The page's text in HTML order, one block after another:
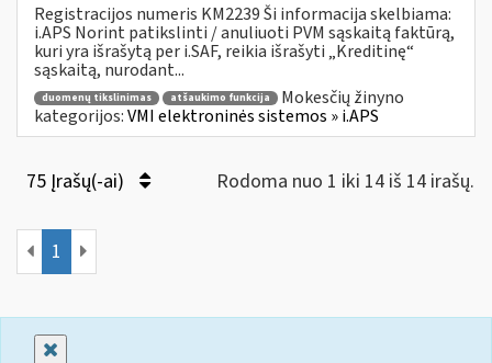
Registracijos numeris KM2239 Ši informacija skelbiama:
i.APS Norint patikslinti / anuliuoti PVM sąskaitą faktūrą,
kuri yra išrašytą per i.SAF, reikia išrašyti „Kreditinę“
sąskaitą, nurodant...
duomenų tikslinimas atšaukimo funkcija
Mokesčių žinyno
kategorijos:VMI elektroninės sistemos » i.APS
75 Įrašų(-ai) Rodoma nuo 1 iki 14 iš 14 irašų.
1